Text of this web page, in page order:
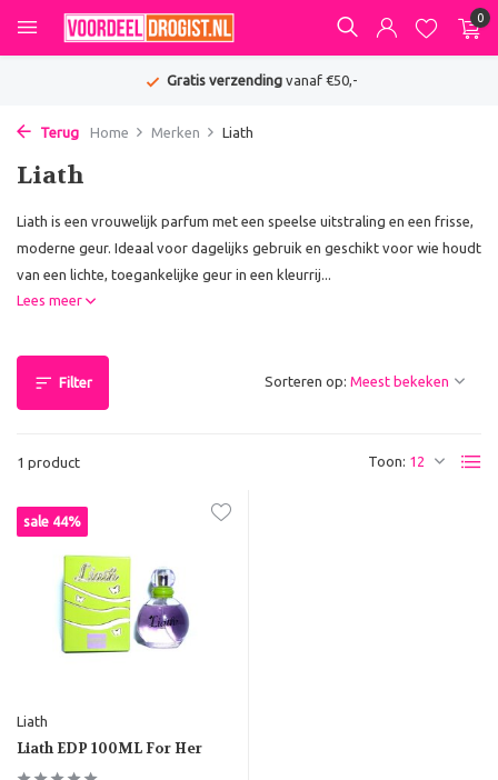
0
Gratis verzendingvanaf €50,-
Terug Home Merken Liath
Liath
Liath is een vrouwelijk parfum met een speelse uitstraling en een frisse,
moderne geur. Ideaal voor dagelijks gebruik en geschikt voor wie houdt
van een lichte, toegankelijke geur in een kleurrij...
Lees meer
Filter
1 product Toon:
Sorteren op:
sale 44%
Liath
Liath EDP 100ML For Her